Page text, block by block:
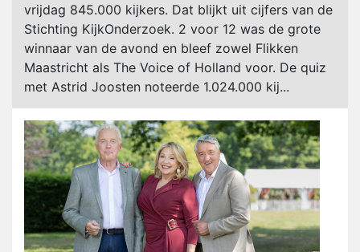
vrijdag 845.000 kijkers. Dat blijkt uit cijfers van de
Stichting KijkOnderzoek. 2 voor 12 was de grote
winnaar van de avond en bleef zowel Flikken
Maastricht als The Voice of Holland voor. De quiz
met Astrid Joosten noteerde 1.024.000 kij...